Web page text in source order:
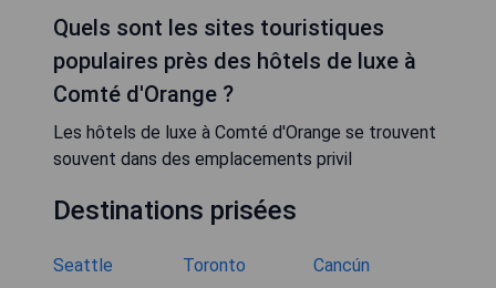
Quels sont les sites touristiques
populaires près des hôtels de luxe à
Comté d'Orange ?
Les hôtels de luxe à Comté d'Orange se trouvent
souvent dans des emplacements privil
Destinations prisées
Seattle Toronto
Cancún